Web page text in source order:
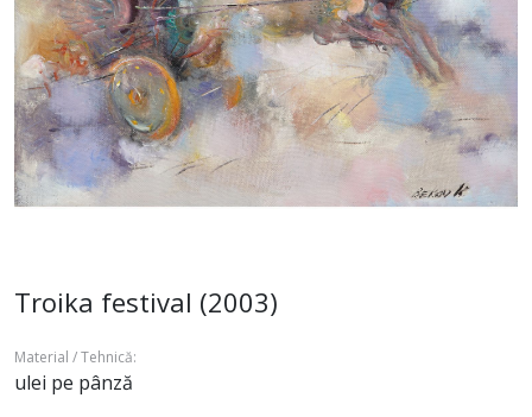
Troika festival (2003)
Material / Tehnică:
ulei pe pânză